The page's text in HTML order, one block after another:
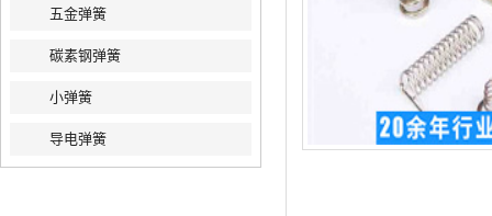
五金弹簧
碳素钢弹簧
小弹簧
导电弹簧